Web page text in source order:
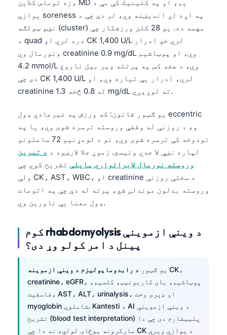
زه توماس کلاین، MD یم، او په کلینیک کې مې د
یوازې soreness په اړه لږ اندېښنه وي، تر دې چې د
نښو ټولګه (cluster) مهمه ده. یو 28 کلن ورزشکار چې
د quad درد لري او CK 1,400 U/L لري خو ادرار
نورمال وي، creatinine 0.9 mg/dL وي، او پوټاشیم
4.2 mmol/L وي، د هغه کس په پرتله ډېر بېل ناروغ
دی چې CK 1,400 U/L لري، ادرار یې تیاره وي، او
creatinine له 0.8 څخه 1.3 mg/dL ته لوړېږي.
یو ګټور قانون: که ورزش په غیرعادي ډول eccentric
و، د روزنې له وقفې وروسته ترسره شوی وي، یا په
تودوخه کې ترسره شوی وي، نو د لومړنیو 72 ساعتونو
لپاره نښې لا جدي ونیسئ. زموږ جلا لارښود د د تمرین
وروسته نورمال لابراتواري پایلې تشریح کوي چې
ولې CK، AST، WBC، او creatinine د سختې روزنې
وروسته بدلون موندلی شي، پرته له دې چې په اتومات
ډول معنا یې ناورین وي.
کوم rhabdomyolysis د وینې ازموینې
پینل د امر کولو وړ دی؟
یو ګټور د رابدومایولیزم د وینې ازموینه
CK،
creatinine، eGFR، پوټاشیم، بای کاربونیټ، کلسیم،
فاسفیت، AST، ALT، urinalysis، او ډېری وخت
myoglobin شاملوي. Kantesti د AI د وینې ازموینې
تشریح (blood test interpretation) پلیټفارم دی چې دا
مارکرونه یوځای لولي، نه دا چې CK د یوازې وېرې